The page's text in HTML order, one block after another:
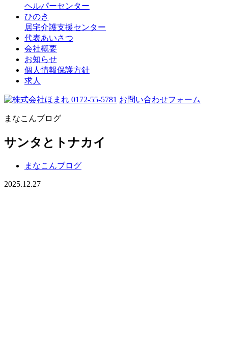
ヘルパーセンター
ひのき
居宅介護支援センター
代表あいさつ
会社概要
お知らせ
個人情報保護方針
求人
0172-55-5781 お問い合わせフォーム
まなこんブログ
サンタとトナカイ
まなこんブログ
2025.12.27